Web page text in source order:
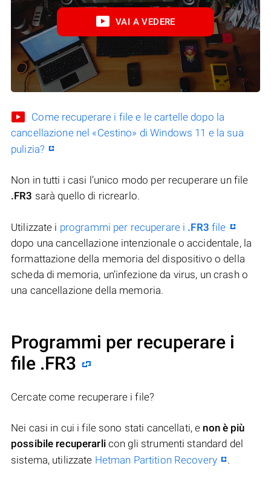
VAI A VEDERE
Come recuperare i file e le cartelle dopo la
cancellazione nel «Cestino» di Windows 11 e la sua
pulizia?
Non in tutti i casi l’unico modo per recuperare un file
.FR3 sarà quello di ricrearlo.
Utilizzate i programmi per recuperare i .FR3 file
dopo una cancellazione intenzionale o accidentale, la
formattazione della memoria del dispositivo o della
scheda di memoria, un’infezione da virus, un crash o
una cancellazione della memoria.
Programmi per recuperare i
file .FR3
Cercate come recuperare i file?
Nei casi in cui i file sono stati cancellati, e non è più
possibile recuperarlicon gli strumenti standard del
sistema, utilizzate Hetman Partition Recovery .